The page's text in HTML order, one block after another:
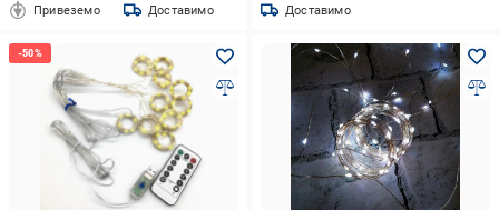
Привеземо Доставимо Доставимо